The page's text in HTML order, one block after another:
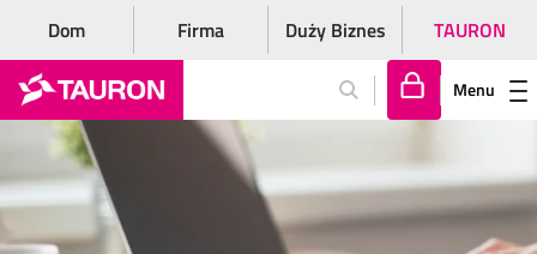
Dom Firma Duży Biznes TAURON
lo
gu
Menu